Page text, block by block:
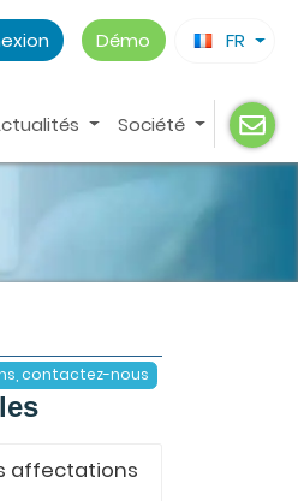
Démo FR
Société
contactez-nous
affectations